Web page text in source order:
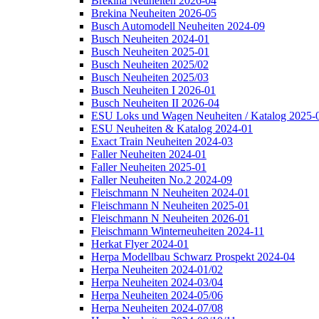
Brekina Neuheiten 2026-05
Busch Automodell Neuheiten 2024-09
Busch Neuheiten 2024-01
Busch Neuheiten 2025-01
Busch Neuheiten 2025/02
Busch Neuheiten 2025/03
Busch Neuheiten I 2026-01
Busch Neuheiten II 2026-04
ESU Loks und Wagen Neuheiten / Katalog 2025-
ESU Neuheiten & Katalog 2024-01
Exact Train Neuheiten 2024-03
Faller Neuheiten 2024-01
Faller Neuheiten 2025-01
Faller Neuheiten No.2 2024-09
Fleischmann N Neuheiten 2024-01
Fleischmann N Neuheiten 2025-01
Fleischmann N Neuheiten 2026-01
Fleischmann Winterneuheiten 2024-11
Herkat Flyer 2024-01
Herpa Modellbau Schwarz Prospekt 2024-04
Herpa Neuheiten 2024-01/02
Herpa Neuheiten 2024-03/04
Herpa Neuheiten 2024-05/06
Herpa Neuheiten 2024-07/08